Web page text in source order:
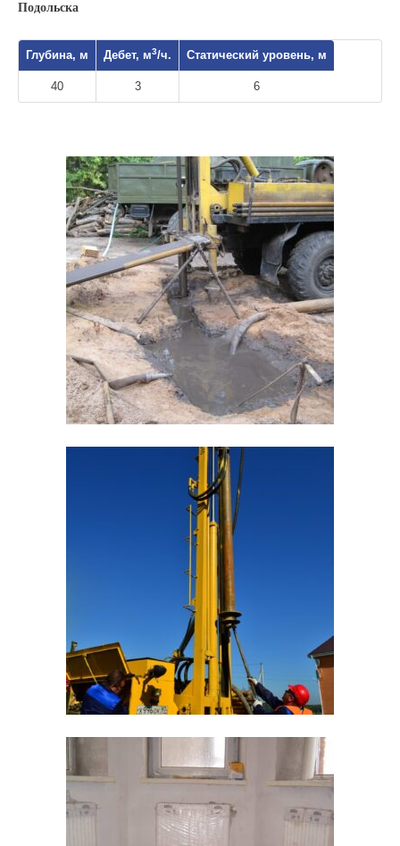
Подольска
Глубина, м Дебет, м3/ч. Статический уровень, м
40 3 6